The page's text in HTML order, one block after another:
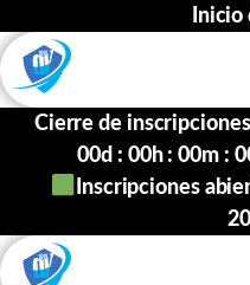
Inicio
Cierre de
00d : 00h :00m :
Inscripciones